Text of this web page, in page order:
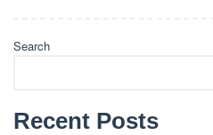
Search
Recent Posts